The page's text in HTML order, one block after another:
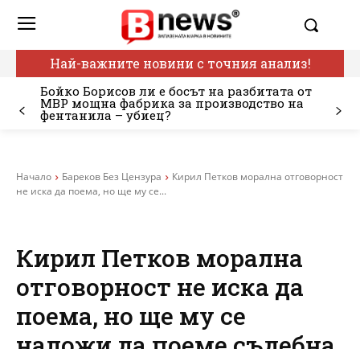
Най-важните новини с точния анализ!
Бойко Борисов ли е босът на разбитата от
МВР мощна фабрика за производство на
фентанила – убиец?
Начало Бареков Без Цензура
Кирил Петков морална отговорност
не иска да поема, но ще му се...
Кирил Петков морална
отговорност не иска да
поема, но ще му се